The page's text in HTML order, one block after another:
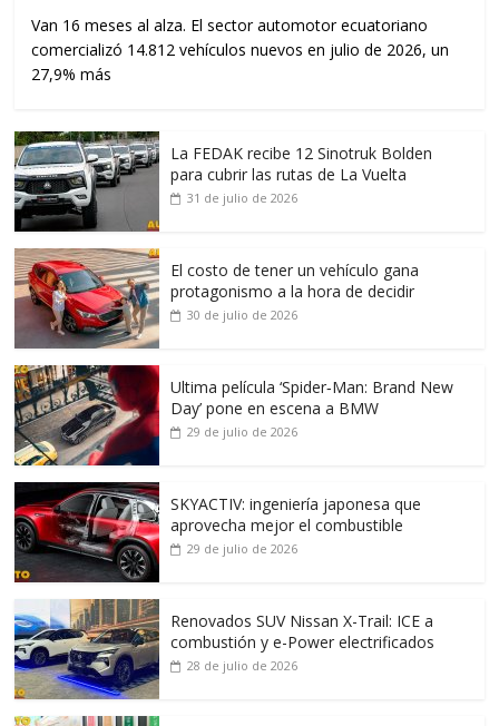
Van 16 meses al alza. El sector automotor ecuatoriano
comercializó 14.812 vehículos nuevos en julio de 2026, un
27,9% más
La FEDAK recibe 12 Sinotruk Bolden
para cubrir las rutas de La Vuelta
31 de julio de 2026
El costo de tener un vehículo gana
protagonismo a la hora de decidir
30 de julio de 2026
Ultima película ‘Spider‑Man: Brand New
Day’ pone en escena a BMW
29 de julio de 2026
SKYACTIV: ingeniería japonesa que
aprovecha mejor el combustible
29 de julio de 2026
Renovados SUV Nissan X-Trail: ICE a
combustión y e-Power electrificados
28 de julio de 2026